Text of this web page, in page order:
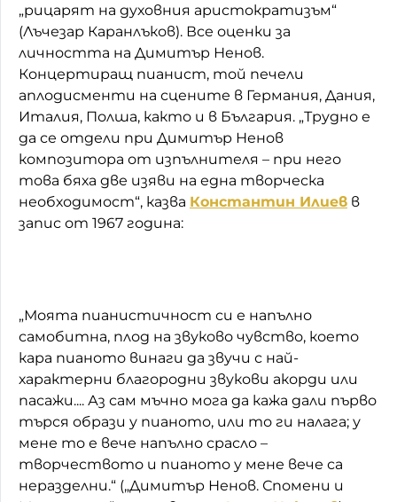
„рицарят на духовния аристократизъм“
(Лъчезар Каранлъков). Все оценки за
личността на Димитър Ненов.
Концертиращ пианист, той печели
аплодисменти на сцените в Германия, Дания,
Италия, Полша, както и в България. „Трудно е
да се отдели при Димитър Ненов
композитора от изпълнителя – при него
това бяха две изяви на една творческа
необходимост“, казва Константин Илиев в
запис от 1967 година:
„Моята пианистичност си е напълно
самобитна, плод на звуково чувство, което
кара пианото винаги да звучи с най-
характерни благородни звукови акорди или
пасажи.... Аз сам мъчно мога да кажа дали първо
търся образи у пианото, или то ги налага; у
мене то е вече напълно срасло –
творчеството и пианото у мене вече са
неразделни.“ („Димитър Ненов. Спомени и